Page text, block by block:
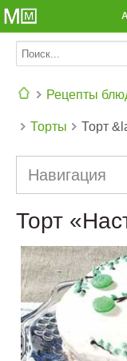
Рецепты
Торты
Торт
Навигация
Торт